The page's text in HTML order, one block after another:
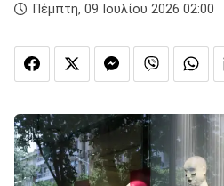
Πέμπτη, 09 Ιουλίου 2026 02:00